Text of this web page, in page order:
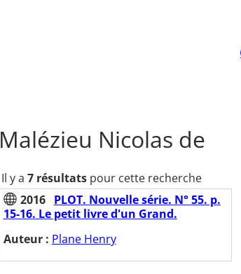
Malézieu Nicolas de
Il y a 7 résultats pour cette recherche
2016
PLOT. Nouvelle série. N° 55. p.
15-16. Le petit livre d'un Grand.
Auteur : Plane Henry